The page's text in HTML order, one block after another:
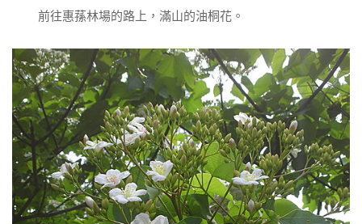
前往惠蓀林場的路上，滿山的油桐花。